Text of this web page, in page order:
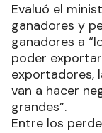
Evaluó el
ganadores y
ganadores a
poder
exportadores,
van a hacer
grandes”.
Entre los